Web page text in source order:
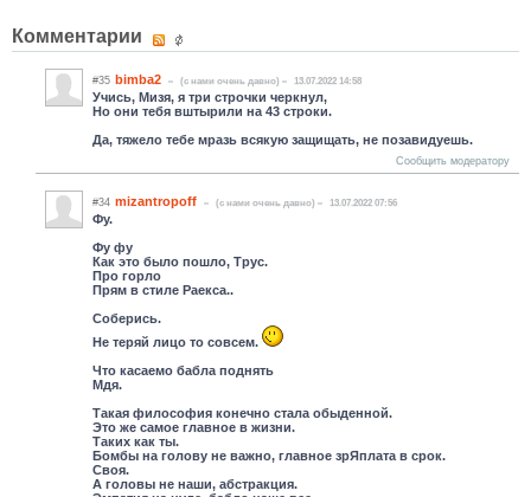
Комментарии
#35 bimba2 (c нами очень давно) 13.07.2022 14:58
Учись, Мизя, я три строчки черкнул,
Но они тебя вштырили на 43 строки.
Да, тяжело тебе мразь всякую защищать, не позавидуешь.
Сообщить модератору
#34 mizantropoff (c нами очень давно) 13.07.2022 07:56
Фу.
Фу фу
Как это было пошло, Трус.
Про горло
Прям в стиле Раекса..
Соберись.
Не теряй лицо то совсем.
Что касаемо бабла поднять
Мдя.
Такая философия конечно стала обыденной.
Это же самое главное в жизни.
Таких как ты.
Бомбы на голову не важно, главное зрЯплата в срок.
Своя.
А головы не наши, абстракция.